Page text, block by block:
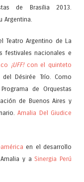
de Brasilia 2013.
Argentina.
Teatro Argentino de La
festivales nacionales e
¡UFF! con el quinteto
Désirée Trío. Como
de Orquestas
de Buenos Aires y
Amalia Del Giudice
en el desarrollo
Amalia y aSinergia Perú